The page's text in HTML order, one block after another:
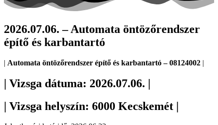
2026.07.06. – Automata öntözőrendszer
építő és karbantartó
| Automata öntözőrendszer építő és karbantartó – 08124002 |
| Vizsga dátuma: 2026.07.06. |
| Vizsga helyszín: 6000 Kecskemét |